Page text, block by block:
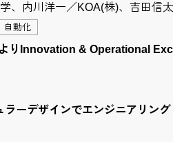
、内川洋一／KOA(株)、吉田信
自動化
りInnovation & Operational
ラーデザインでエンジニアリン